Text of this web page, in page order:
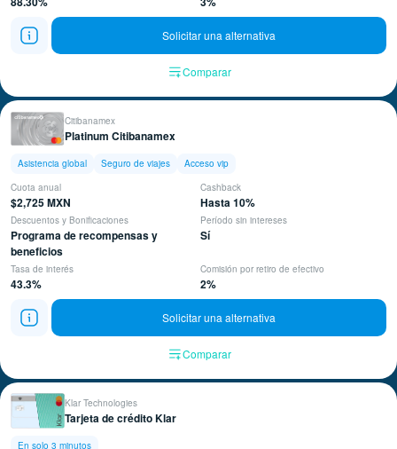
Solicitar una alternativa
Comparar
Citibanamex
Platinum Citibanamex
Asistencia global Seguro de viajes
Acceso vip
Cuota anual
$2,725 MXN
Cashback
Hasta 10%
Descuentos y Bonificaciones
Programa de recompensas y
beneficios
Período sin intereses
Sí
Tasa de interés
43.3%
Comisión por retiro de efectivo
2%
Solicitar una alternativa
Comparar
Klar Technologies
Tarjeta de crédito Klar
En solo 3 minutos